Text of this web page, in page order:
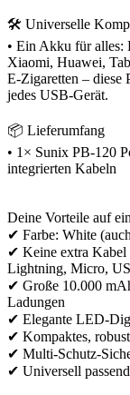
🛠️ Universelle
• Ein Akku für alles:
Xiaomi, Huawei,
E-Zigaretten – diese
jedes USB-Gerät.
📦 Lieferumfang
• 1× Sunix PB-120
integrierten Kabeln
Deine Vorteile auf
✔ Farbe: White
✔ Keine extra Kabel
Lightning, Micro,
✔ Große 10.000
Ladungen
✔ Elegante LED-
✔ Kompaktes,
✔ Multi-Schutz-
✔ Universell